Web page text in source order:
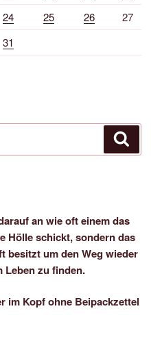
24 25 26
27
31
an wie oft einem das
Hölle schickt, sondern das
besitzt um den Weg wieder
Leben zu finden.
im Kopf ohne Beipackzettel